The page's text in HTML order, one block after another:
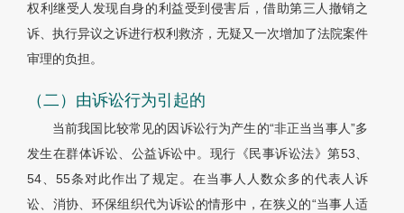
权利继受人发现自身的利益受到侵害后，借助第三人撤销之
诉、执行异议之诉进行权利救济，无疑又一次增加了法院案件
审理的负担。
（二）由诉讼行为引起的
当前我国比较常见的因诉讼行为产生的“非正当当事人”多
发生在群体诉讼、公益诉讼中。现行《民事诉讼法》第53、
54、55条对此作出了规定。在当事人人数众多的代表人诉
讼、消协、环保组织代为诉讼的情形中，在狭义的“当事人适